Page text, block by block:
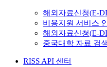
해외자료신청(E-
비용지원 서비스
해외자료신청(E-
중국대학 자료 검
RISS API 센터